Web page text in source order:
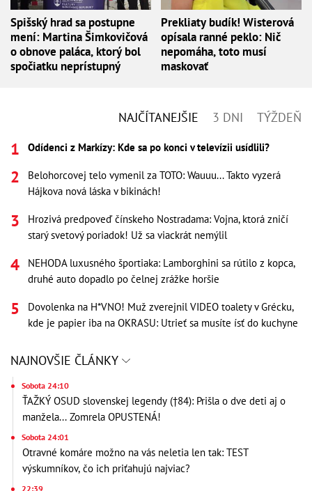
Spišský hrad sa postupne
mení: Martina Šimkovičová
o obnove paláca, ktorý bol
spočiatku neprístupný
Prekliaty budík! Wisterová
opísala ranné peklo: Nič
nepomáha, toto musí
maskovať
NAJČÍTANEJŠIE 3 DNI TÝŽDEŇ
Odídenci z Markízy: Kde sa po konci v televízii usídlili?
Belohorcovej telo vymenil za TOTO: Wauuu... Takto vyzerá
Hájkova nová láska v bikinách!
Hrozivá predpoveď čínskeho Nostradama: Vojna, ktorá zničí
starý svetový poriadok! Už sa viackrát nemýlil
NEHODA luxusného športiaka: Lamborghini sa rútilo z kopca,
druhé auto dopadlo po čelnej zrážke horšie
Dovolenka na H*VNO! Muž zverejnil VIDEO toalety v Grécku,
kde je papier iba na OKRASU: Utrieť sa musíte ísť do kuchyne
NAJNOVŠIE ČLÁNKY
Sobota 24:10
ŤAŽKÝ OSUD slovenskej legendy (†84): Prišla o dve deti aj o
manžela... Zomrela OPUSTENÁ!
Sobota 24:01
Otravné komáre možno na vás neletia len tak: TEST
výskumníkov, čo ich priťahujú najviac?
22:39